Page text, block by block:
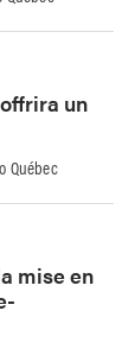
un
Québec
mise en